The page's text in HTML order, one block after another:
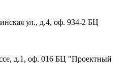
ул., д.4, оф. 934-2 БЦ
д.1, оф. 016 БЦ "Проектный